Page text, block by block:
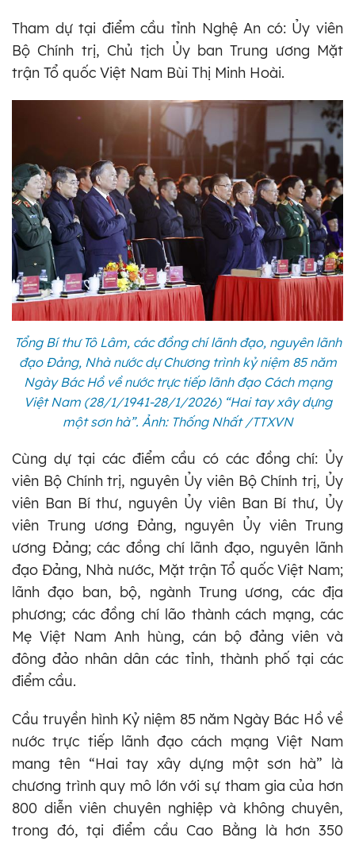
Tham dự tại điểm cầu tỉnh Nghệ An có: Ủy viên
Bộ Chính trị, Chủ tịch Ủy ban Trung ương Mặt
trận Tổ quốc Việt Nam Bùi Thị Minh Hoài.
Tổng Bí thư Tô Lâm, các đồng chí lãnh đạo, nguyên lãnh
đạo Đảng, Nhà nước dự Chương trình kỷ niệm 85 năm
Ngày Bác Hồ về nước trực tiếp lãnh đạo Cách mạng
Việt Nam (28/1/1941-28/1/2026) “Hai tay xây dựng
một sơn hà”. Ảnh: Thống Nhất /TTXVN
Cùng dự tại các điểm cầu có các đồng chí: Ủy
viên Bộ Chính trị, nguyên Ủy viên Bộ Chính trị, Ủy
viên Ban Bí thư, nguyên Ủy viên Ban Bí thư, Ủy
viên Trung ương Đảng, nguyên Ủy viên Trung
ương Đảng; các đồng chí lãnh đạo, nguyên lãnh
đạo Đảng, Nhà nước, Mặt trận Tổ quốc Việt Nam;
lãnh đạo ban, bộ, ngành Trung ương, các địa
phương; các đồng chí lão thành cách mạng, các
Mẹ Việt Nam Anh hùng, cán bộ đảng viên và
đông đảo nhân dân các tỉnh, thành phố tại các
điểm cầu.
Cầu truyền hình Kỷ niệm 85 năm Ngày Bác Hồ về
nước trực tiếp lãnh đạo cách mạng Việt Nam
mang tên “Hai tay xây dựng một sơn hà” là
chương trình quy mô lớn với sự tham gia của hơn
800 diễn viên chuyên nghiệp và không chuyên,
trong đó, tại điểm cầu Cao Bằng là hơn 350